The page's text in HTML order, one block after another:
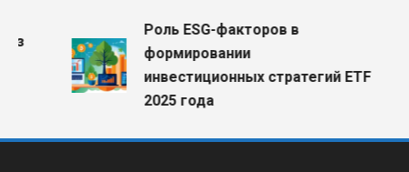
Роль ESG-факторов в
формировании
инвестиционных стратегий ETF
2025 года